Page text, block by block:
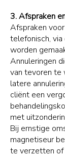
3. Afspraken
Afspraken
telefonisch,
worden
Annuleringen
van tevoren te
latere
cliënt een
met
Bij ernstige
magnetiseur
te verzetten of